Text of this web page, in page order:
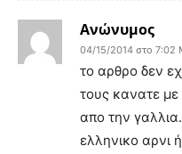
Ανώνυμος
04/15/2014 στο
το αρθρο δεν
τους κανατε με
απο την
ελληνικο αρνι